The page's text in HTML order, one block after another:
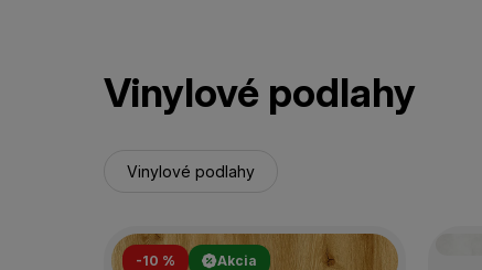
Vinylové podlahy
Vinylové podlahy
-10 % Akcia